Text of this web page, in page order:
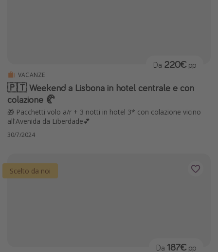
VACANZE
🇵🇹 Weekend a Lisbona in hotel centrale e con
colazione 🥐
🎁 Pacchetti volo a/r + 3 notti in hotel 3* con colazione vicino
all'Avenida da Liberdade💕
Da 220€ pp
30/7/2024
Scelto da noi
Da 187€ pp